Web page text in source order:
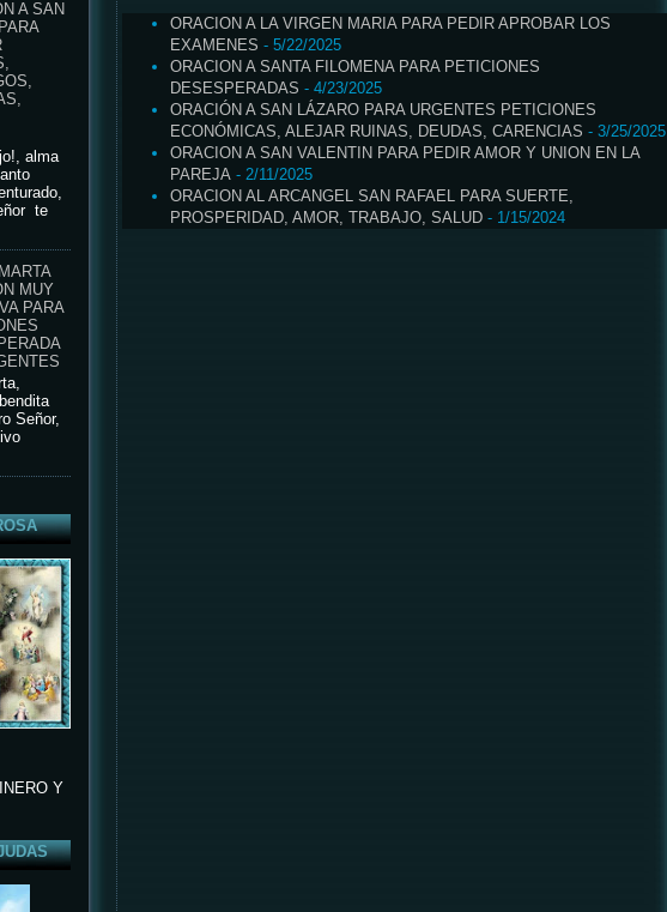
A SAN
alma
te
MUY
PARA
Señor,
Y
ORACION A LA VIRGEN MARIA PARA PEDIR APROBAR LOS
EXAMENES - 5/22/2025
ORACION A SANTA FILOMENA PARA PETICIONES
DESESPERADAS - 4/23/2025
ORACIÓN A SAN LÁZARO PARA URGENTES PETICIONES
ECONÓMICAS, ALEJAR RUINAS, DEUDAS, CARENCIAS - 3/25/2025
ORACION A SAN VALENTIN PARA PEDIR AMOR Y UNION EN LA
PAREJA - 2/11/2025
ORACION AL ARCANGEL SAN RAFAEL PARA SUERTE,
PROSPERIDAD, AMOR, TRABAJO, SALUD- 1/15/2024